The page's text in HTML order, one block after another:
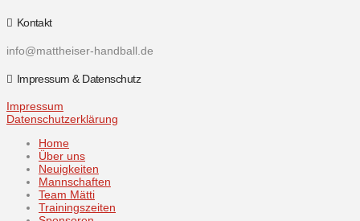
Kontakt
info@mattheiser-handball.de
Impressum & Datenschutz
Impressum
Datenschutzerklärung
Home
Über uns
Neuigkeiten
Mannschaften
Team Mätti
Trainingszeiten